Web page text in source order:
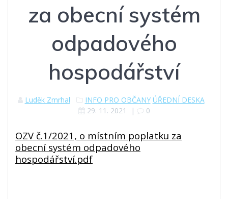
za obecní systém
odpadového
hospodářství
Luděk Zmrhal INFO PRO OBČANY ÚŘEDNÍ DESKA
29. 11. 2021
| 0
OZV č.1/2021, o místním poplatku za
obecní systém odpadového
hospodářství.pdf